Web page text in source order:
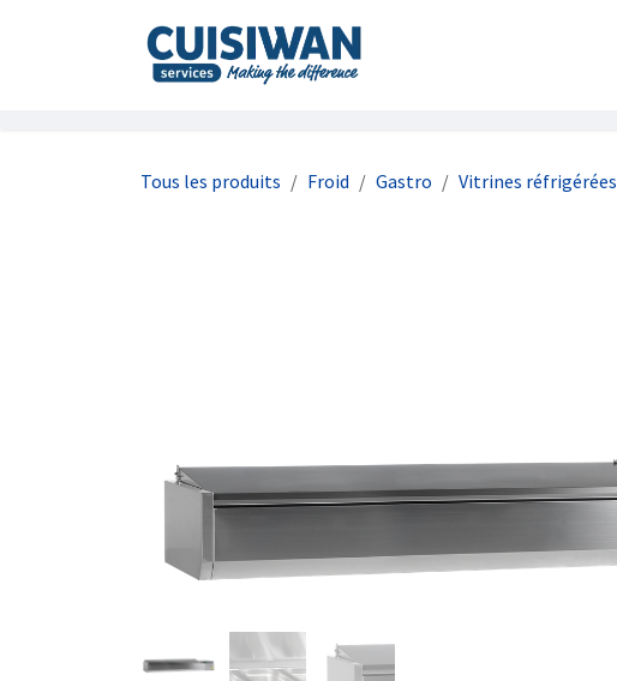
Tous les produits Froid Gastro Vitrines réfrigérées